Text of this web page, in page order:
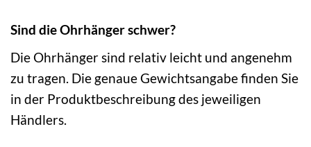
Sind die Ohrhänger schwer?
Die Ohrhänger sind relativ leicht und angenehm
zu tragen. Die genaue Gewichtsangabe finden Sie
in der Produktbeschreibung des jeweiligen
Händlers.